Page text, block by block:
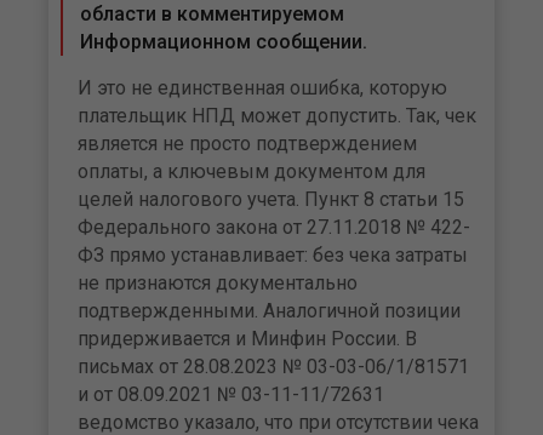
области в комментируемом
Информационном сообщении.
И это не единственная ошибка, которую
плательщик НПД может допустить. Так, чек
является не просто подтверждением
оплаты, а ключевым документом для
целей налогового учета. Пункт 8 статьи 15
Федерального закона от 27.11.2018 № 422-
ФЗ прямо устанавливает: без чека затраты
не признаются документально
подтвержденными. Аналогичной позиции
придерживается и Минфин России. В
письмах от 28.08.2023 № 03-03-06/1/81571
и от 08.09.2021 № 03-11-11/72631
ведомство указало, что при отсутствии чека